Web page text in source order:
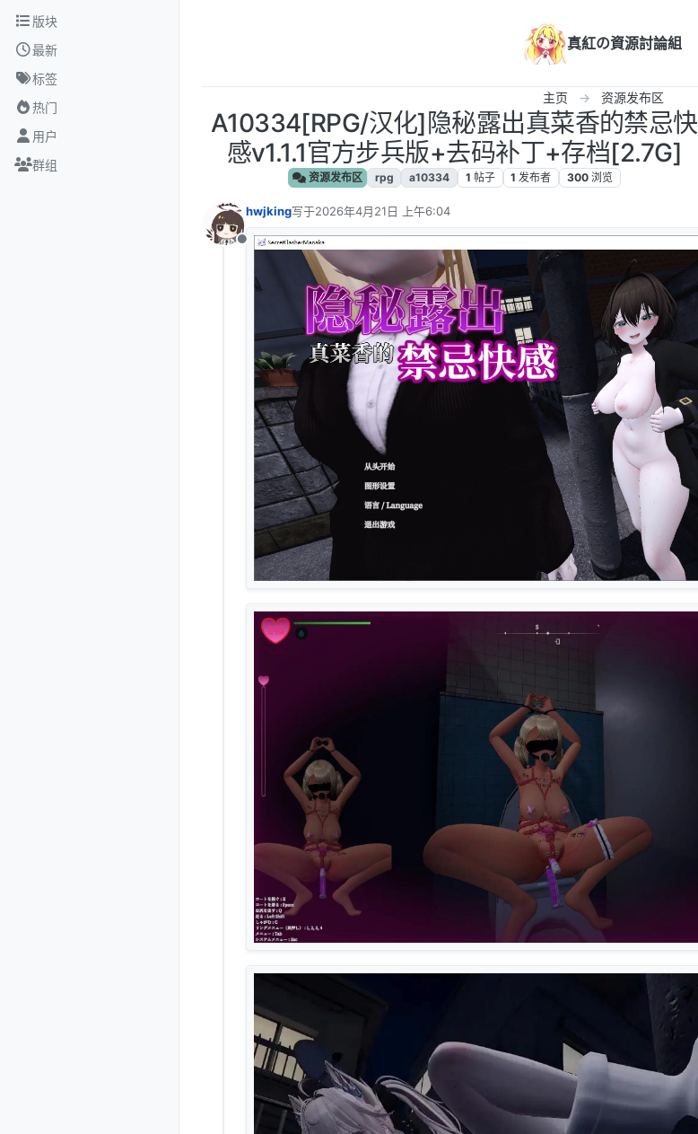
跳转至内容
版块
最新
标签
热门
用户
群组
真紅の資源討論組
主页 资源发布区
A10334[RPG/汉化]隐秘露出真菜香的禁忌快
感v1.1.1官方步兵版+去码补丁+存档[2.7G]
资源发布区 rpg a10334 1 帖子 1 发布者 300 浏览
离线
hwjking写于2026年4月21日 上午6:04
最后由 编辑